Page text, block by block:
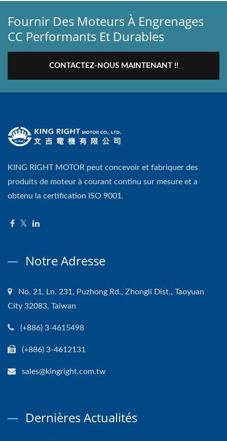
Fournir Des Moteurs À Engrenages
CC Performants Et Durables
CONTACTEZ-NOUS MAINTENANT !!
KING RIGHT MOTOR peut concevoir et fabriquer des
produits de moteur à courant continu sur mesure et a
obtenu la certification ISO 9001.
Notre Adresse
No. 21, Ln. 231, Puzhong Rd., Zhongli Dist., Taoyuan
City 32083, Taiwan
(+886) 3-4615498
(+886) 3-4612131
sales@kingright.com.tw
Dernières Actualités